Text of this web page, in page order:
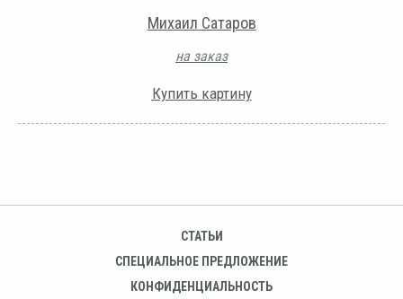
Михаил Сатаров
на заказ
Купить картину
СТАТЬИ
СПЕЦИАЛЬНОЕ ПРЕДЛОЖЕНИЕ
КОНФИДЕНЦИАЛЬНОСТЬ